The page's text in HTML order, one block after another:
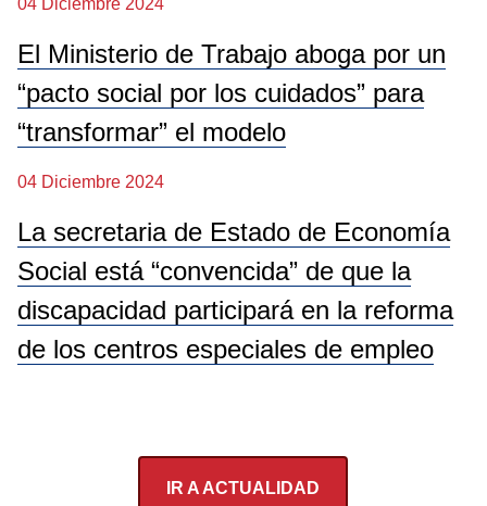
El Ministerio de Trabajo aboga por un
“pacto social por los cuidados” para
“transformar” el modelo
04 Diciembre 2024
La secretaria de Estado de Economía
Social está “convencida” de que la
discapacidad participará en la reforma
de los centros especiales de empleo
IR A ACTUALIDAD